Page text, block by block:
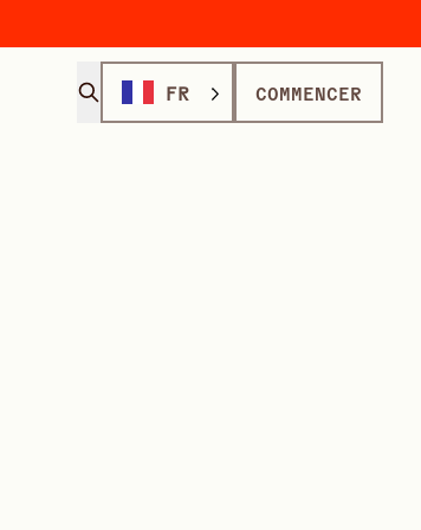
FR COMMENCER